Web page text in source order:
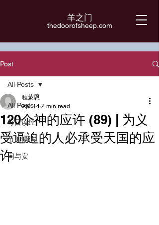
羊之门
​thedoorofsheep.com
Post
All Posts
每日读经
节律操练
问与安
All Posts
120个神的应许 (89) | 为义
受逼迫的人必承受天国的应
许
程蒙恩
Apr 14 2 min read